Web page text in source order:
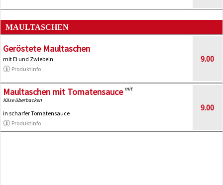
MAULTASCHEN
Geröstete Maultaschen
mit Ei und Zwiebeln
Produktinfo
9.00
Maultaschen mit Tomatensauce mit
Käse überbacken
in scharfer Tomatensauce
Produktinfo
9.00